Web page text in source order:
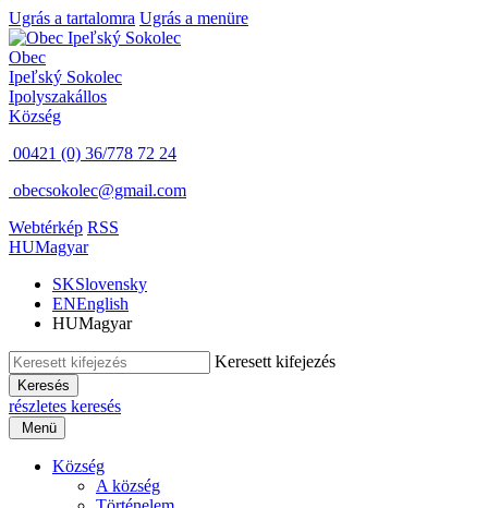
Ugrás a tartalomra Ugrás a menüre
Obec
Ipeľský Sokolec
Ipolyszakállos
Község
00421 (0) 36/778 72 24
obecsokolec@gmail.com
Webtérkép RSS
HUMagyar
SKSlovensky
ENEnglish
HUMagyar
Keresett kifejezés
Keresés
részletes keresés
Menü
Község
A község